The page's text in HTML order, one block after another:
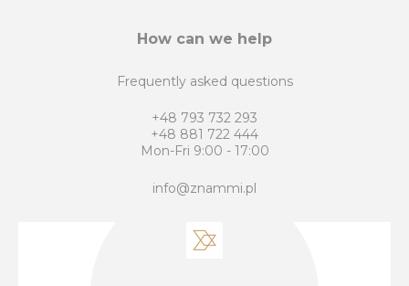
How can we help
Frequently asked questions
+48 793 732 293
+48 881 722 444
Mon-Fri 9:00 - 17:00
info@znammi.pl